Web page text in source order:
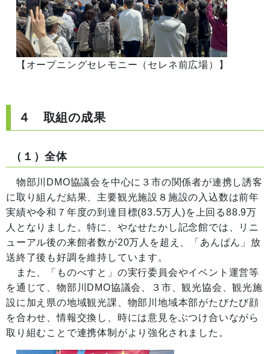
【オープニングセレモニー（セレネ前広場）】
４ 取組の成果
（１）全体
物部川DMO協議会を中心に３市の関係者が連携し誘客
に取り組んだ結果、主要観光施設８施設の入込数は前年
実績や令和７年度の到達目標(83.5万人)を上回る88.9万
人となりました。特に、やなせたかし記念館では、リニ
ューアル後の来館者数が20万人を超え、「あんぱん」放
送終了後も好調を維持しています。
また、「ものべすと」の実行委員会やイベント運営等
を通じて、物部川DMO協議会、３市、観光協会、観光施
設に加え県の地域観光課、物部川地域本部がたびたび顔
を合わせ、情報交換し、時には意見をぶつけ合いながら
取り組むことで連携体制がより強化されました。